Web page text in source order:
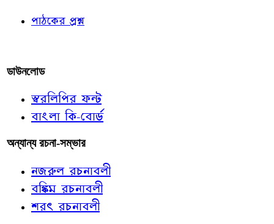
পাঠকের প্রশ্ন
ডাউনলোড
স্বরলিপির ফন্ট
বাংলা কি-বোর্ড
অন্যান্য রচনা-সম্ভার
নজরুল রচনাবলী
বঙ্কিম রচনাবলী
শরৎ রচনাবলী